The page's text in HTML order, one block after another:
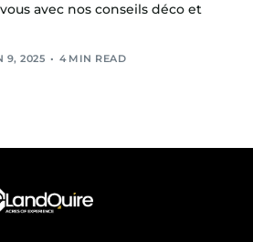
avec nos conseils déco et
9, 2025 4 MIN READ